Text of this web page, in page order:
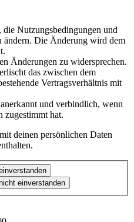
Nutzungsbedingungen und
ändern. Die Änderung wird dem
Änderungen zu widersprechen.
das zwischen dem
Vertragsverhältnis mit
und verbindlich, wenn
zugestimmt hat.
deinen persönlichen Daten